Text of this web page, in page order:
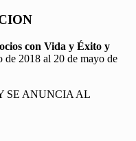
con Vida y Éxito y
de 2018 al 20 de mayo de
SE ANUNCIA AL